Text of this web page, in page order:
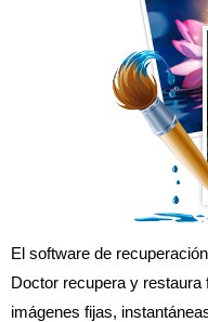
El software de
Doctor recupera y restaura
imágenes fijas,